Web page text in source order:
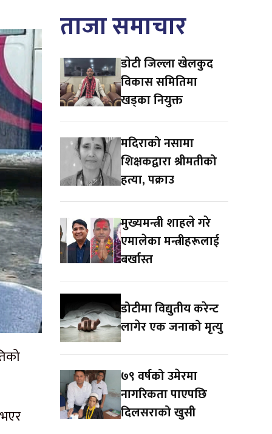
ताजा समाचार
डाेटी जिल्ला खेलकुद
विकास समितिमा
खड्का नियुक्त
मदिराको नसामा
शिक्षकद्वारा श्रीमतीको
हत्या, पक्राउ
मुख्यमन्त्री शाहले गरे
एमालेका मन्त्रीहरूलाई
बर्खास्त
डोटीमा विद्युतीय करेन्ट
लागेर एक जनाको मृत्यु
७९ वर्षको उमेरमा
नागरिकता पाएपछि
दिलसराको खुसी